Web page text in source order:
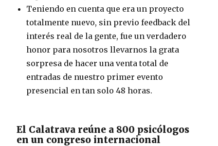
Teniendo en cuenta que era un proyecto
totalmente nuevo, sin previo feedback del
interés real de la gente, fue un verdadero
honor para nosotros llevarnos la grata
sorpresa de hacer una venta total de
entradas de nuestro primer evento
presencial en tan solo 48 horas.
El Calatrava reúne a 800 psicólogos
en un congreso internacional